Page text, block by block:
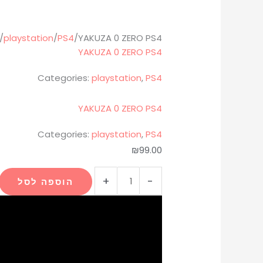
playstation/PS4/YAKUZA 0 ZERO PS4
YAKUZA 0 ZERO PS4
Categories: playstation,PS4
YAKUZA 0 ZERO PS4
Categories: playstation,PS4
₪99.00
-
+ הוספה לסל